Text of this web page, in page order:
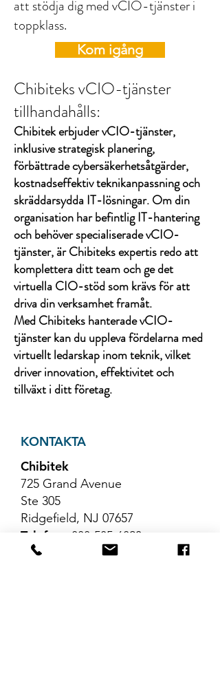
att stödja dig med vCIO-tjänster i
toppklass.
Kom igång
Chibiteks vCIO-tjänster
tillhandahålls:
Chibitek erbjuder vCIO-tjänster,
inklusive strategisk planering,
förbättrade cybersäkerhetsåtgärder,
kostnadseffektiv teknikanpassning och
skräddarsydda IT-lösningar. Om din
organisation har befintlig IT-hantering
och behöver specialiserade vCIO-
tjänster, är Chibiteks expertis redo att
komplettera ditt team och ge det
virtuella CIO-stöd som krävs för att
driva din verksamhet framåt.
Med Chibiteks hanterade vCIO-
tjänster kan du uppleva fördelarna med
virtuellt ledarskap inom teknik, vilket
driver innovation, effektivitet och
tillväxt i ditt företag.
KONTAKTA
Chibitek
725 Grand Avenue
Ste 305
Ridgefield, NJ 07657
Telefon 888-585-6823
E-post hello@chibitek.com